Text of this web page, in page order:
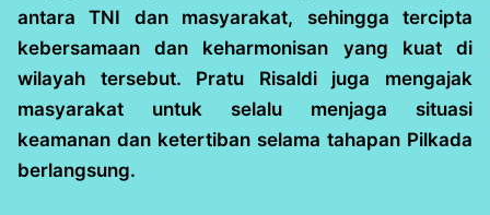
antara TNI dan masyarakat, sehingga tercipta
kebersamaan dan keharmonisan yang kuat di
wilayah tersebut. Pratu Risaldi juga mengajak
masyarakat untuk selalu menjaga situasi
keamanan dan ketertiban selama tahapan Pilkada
berlangsung.